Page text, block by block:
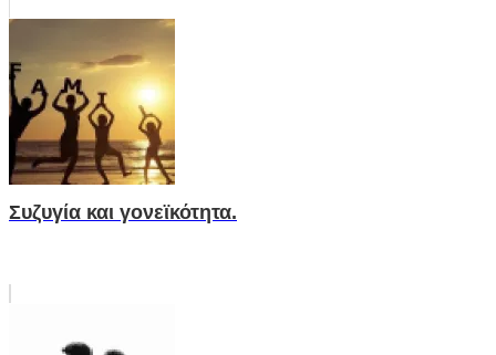
Συζυγία και γονεϊκότητα.